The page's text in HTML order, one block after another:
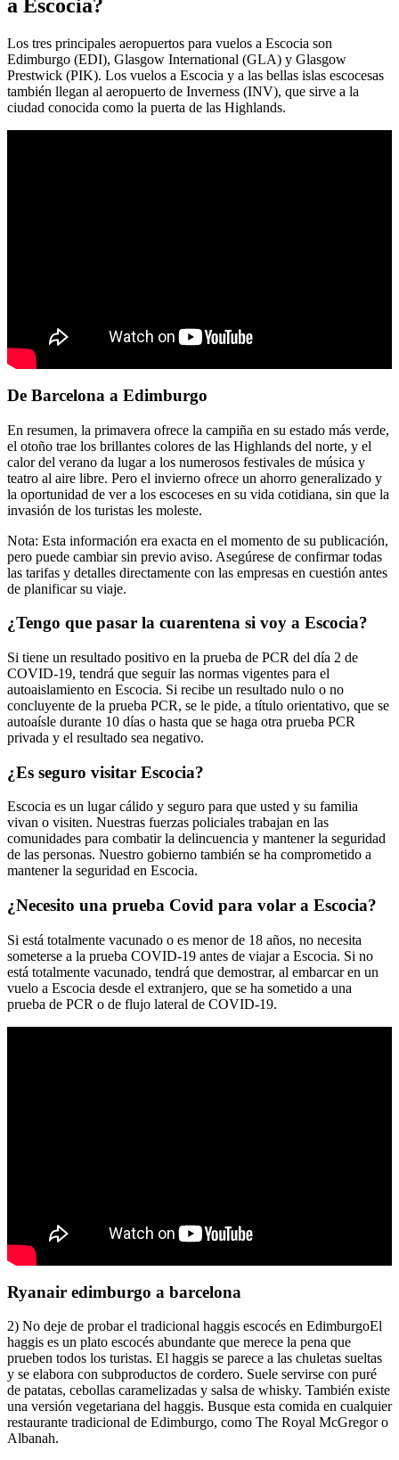
a Escocia?
Los tres principales aeropuertos para vuelos a Escocia son
Edimburgo (EDI), Glasgow International (GLA) y Glasgow
Prestwick (PIK). Los vuelos a Escocia y a las bellas islas escocesas
también llegan al aeropuerto de Inverness (INV), que sirve a la
ciudad conocida como la puerta de las Highlands.
De Barcelona a Edimburgo
En resumen, la primavera ofrece la campiña en su estado más verde,
el otoño trae los brillantes colores de las Highlands del norte, y el
calor del verano da lugar a los numerosos festivales de música y
teatro al aire libre. Pero el invierno ofrece un ahorro generalizado y
la oportunidad de ver a los escoceses en su vida cotidiana, sin que la
invasión de los turistas les moleste.
Nota: Esta información era exacta en el momento de su publicación,
pero puede cambiar sin previo aviso. Asegúrese de confirmar todas
las tarifas y detalles directamente con las empresas en cuestión antes
de planificar su viaje.
¿Tengo que pasar la cuarentena si voy a Escocia?
Si tiene un resultado positivo en la prueba de PCR del día 2 de
COVID-19, tendrá que seguir las normas vigentes para el
autoaislamiento en Escocia. Si recibe un resultado nulo o no
concluyente de la prueba PCR, se le pide, a título orientativo, que se
autoaísle durante 10 días o hasta que se haga otra prueba PCR
privada y el resultado sea negativo.
¿Es seguro visitar Escocia?
Escocia es un lugar cálido y seguro para que usted y su familia
vivan o visiten. Nuestras fuerzas policiales trabajan en las
comunidades para combatir la delincuencia y mantener la seguridad
de las personas. Nuestro gobierno también se ha comprometido a
mantener la seguridad en Escocia.
¿Necesito una prueba Covid para volar a Escocia?
Si está totalmente vacunado o es menor de 18 años, no necesita
someterse a la prueba COVID-19 antes de viajar a Escocia. Si no
está totalmente vacunado, tendrá que demostrar, al embarcar en un
vuelo a Escocia desde el extranjero, que se ha sometido a una
prueba de PCR o de flujo lateral de COVID-19.
Ryanair edimburgo a barcelona
2) No deje de probar el tradicional haggis escocés en EdimburgoEl
haggis es un plato escocés abundante que merece la pena que
prueben todos los turistas. El haggis se parece a las chuletas sueltas
y se elabora con subproductos de cordero. Suele servirse con puré
de patatas, cebollas caramelizadas y salsa de whisky. También existe
una versión vegetariana del haggis. Busque esta comida en cualquier
restaurante tradicional de Edimburgo, como The Royal McGregor o
Albanah.